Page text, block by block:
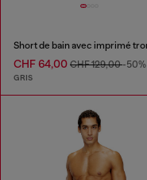
CHF 64,00 CHF 129,00-50%
GRIS